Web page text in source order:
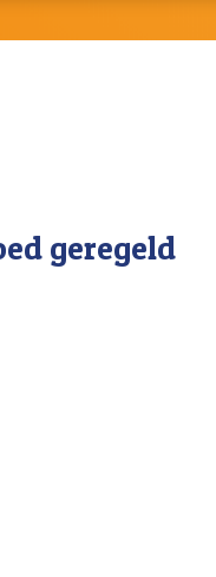
geregeld